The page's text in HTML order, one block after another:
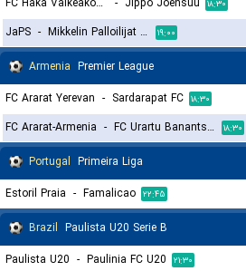
۱۸:۳۰
JaPS - Mikkelin Palloilijat MP ۱۹:۰۰
Armenia Premier League
FC Ararat Yerevan - Sardarapat FC ۱۸:۳۰
FC Ararat-Armenia - FC Urartu Banants Yerevan ۱۸:۳۰
Portugal Primeira Liga
Estoril Praia - Famalicao ۲۲:۴۵
Brazil Paulista U20 Serie B
Paulista U20 - Paulinia FC U20 ۲۱:۳۰